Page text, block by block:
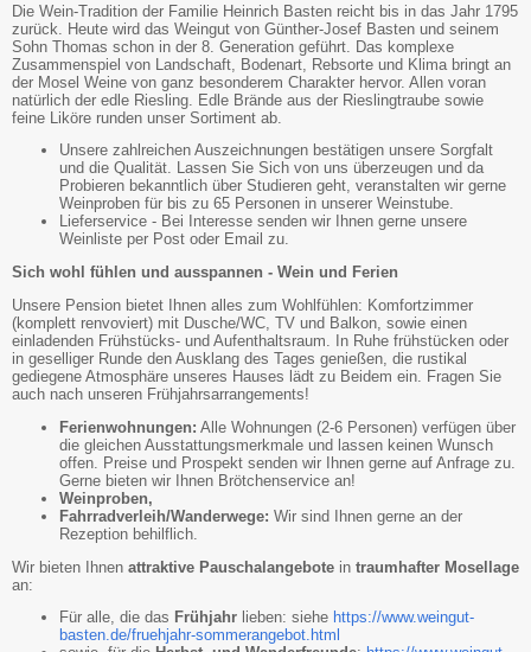
Die Wein-Tradition der Familie Heinrich Basten reicht bis in das Jahr 1795
zurück. Heute wird das Weingut von Günther-Josef Basten und seinem
Sohn Thomas schon in der 8. Generation geführt. Das komplexe
Zusammenspiel von Landschaft, Bodenart, Rebsorte und Klima bringt an
der Mosel Weine von ganz besonderem Charakter hervor. Allen voran
natürlich der edle Riesling. Edle Brände aus der Rieslingtraube sowie
feine Liköre runden unser Sortiment ab.
Unsere zahlreichen Auszeichnungen bestätigen unsere Sorgfalt
und die Qualität. Lassen Sie Sich von uns überzeugen und da
Probieren bekanntlich über Studieren geht, veranstalten wir gerne
Weinproben für bis zu 65 Personen in unserer Weinstube.
Lieferservice - Bei Interesse senden wir Ihnen gerne unsere
Weinliste per Post oder Email zu.
Sich wohl fühlen und ausspannen - Wein und Ferien
Unsere Pension bietet Ihnen alles zum Wohlfühlen: Komfortzimmer
(komplett renvoviert) mit Dusche/WC, TV und Balkon, sowie einen
einladenden Frühstücks- und Aufenthaltsraum. In Ruhe frühstücken oder
in geselliger Runde den Ausklang des Tages genießen, die rustikal
gediegene Atmosphäre unseres Hauses lädt zu Beidem ein. Fragen Sie
auch nach unseren Frühjahrsarrangements!
Ferienwohnungen: Alle Wohnungen (2-6 Personen) verfügen über
die gleichen Ausstattungsmerkmale und lassen keinen Wunsch
offen. Preise und Prospekt senden wir Ihnen gerne auf Anfrage zu.
Gerne bieten wir Ihnen Brötchenservice an!
Weinproben,
Fahrradverleih/Wanderwege: Wir sind Ihnen gerne an der
Rezeption behilflich.
Wir bieten Ihnen attraktive Pauschalangebote in traumhafter Mosellage
an:
Für alle, die das Frühjahr lieben: siehe https://www.weingut-
basten.de/fruehjahr-sommerangebot.html